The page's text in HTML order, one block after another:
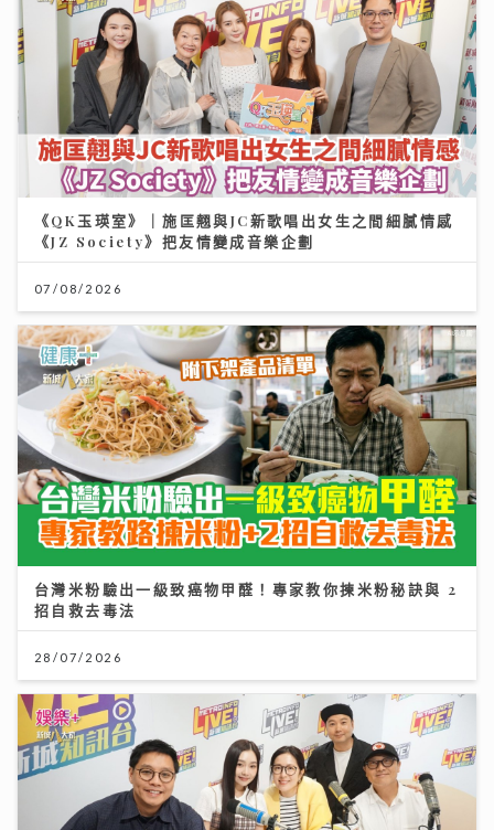
《QK玉瑛室》｜施匡翹與JC新歌唱出女生之間細膩情感
《JZ Society》把友情變成音樂企劃
07/08/2026
台灣米粉驗出一級致癌物甲醛！專家教你揀米粉秘訣與 2
招自救去毒法
28/07/2026